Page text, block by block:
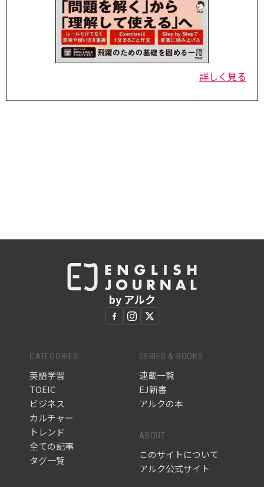
詳しく見る
by アルク
CATEGORIES
英語学習
TOEIC
ビジネス
カルチャー
トレンド
全ての記事
タグ一覧
SERIES & BOOKS
連載一覧
EJ新書
アルクの本
ABOUT
このサイトについて
アルク公式サイト